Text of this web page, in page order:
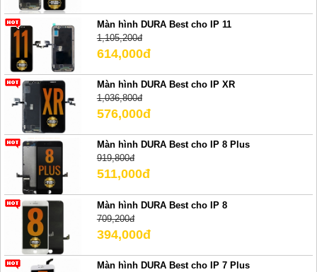
Màn hình DURA Best cho IP 11
1,105,200đ
614,000đ
Màn hình DURA Best cho IP XR
1,036,800đ
576,000đ
Màn hình DURA Best cho IP 8 Plus
919,800đ
511,000đ
Màn hình DURA Best cho IP 8
709,200đ
394,000đ
Màn hình DURA Best cho IP 7 Plus